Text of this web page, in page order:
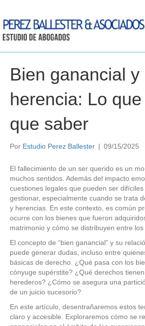
Bien ganancial y
herencia: Lo
que saber
Por Estudio Perez Ballester | 09/15/2025
El fallecimiento de un ser querido es un
muchos sentidos. Además del impacto
cuestiones legales que pueden ser
gestionar, especialmente cuando se trata
y herencias. En este contexto, es común
ocurre con los bienes que fueron
matrimonio y cómo se distribuyen entre
El concepto de “bien ganancial” y su
puede generar dudas, incluso entre
básicas de derecho. ¿Qué pasa con los
cónyuge supérstite? ¿Qué derechos
herederos? ¿Cómo se asegura una
de un juicio sucesorio?
En este artículo, desentrañaremos estos
claro y accesible. Exploraremos cómo se